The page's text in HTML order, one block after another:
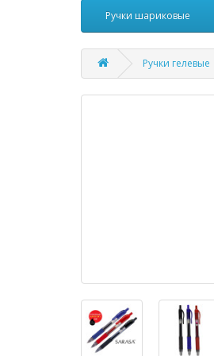
Ручки шариковые
Ручки гелевые